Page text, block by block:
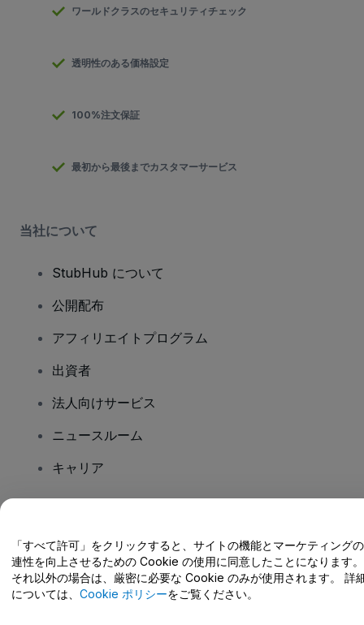
ワールドクラスのセキュリティチェック
透明性のある価格設定
100%注文保証
最初から最後までカスタマーサービス
当社について
StubHub について
公開配布
アフィリエイトプログラム
出資者
法人向けサービス
ニュースルーム
キャリア
ヘルプセンター / こちらまでご連絡下さい
「すべて許可」をクリックすると、サイトの機能とマーケティング
連性を向上させるための Cookie の使用に同意したことになります。
それ以外の場合は、厳密に必要な Cookie のみが使用されます。 詳
については、 Cookie ポリシーをご覧ください。